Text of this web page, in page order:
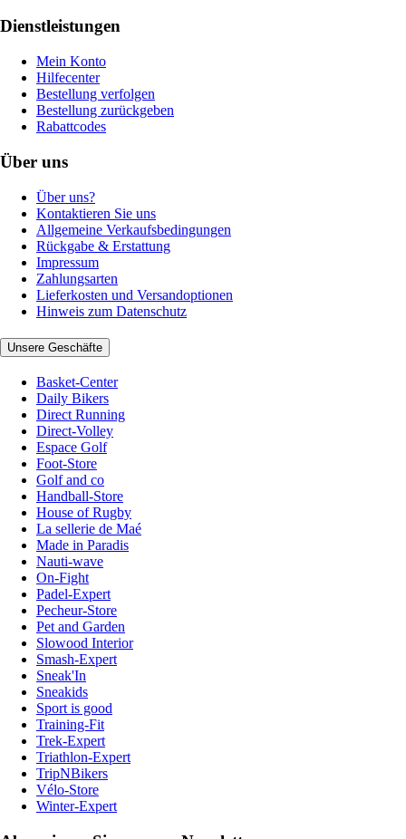
Dienstleistungen
Mein Konto
Hilfecenter
Bestellung verfolgen
Bestellung zurückgeben
Rabattcodes
Über uns
Über uns?
Kontaktieren Sie uns
Allgemeine Verkaufsbedingungen
Rückgabe & Erstattung
Impressum
Zahlungsarten
Lieferkosten und Versandoptionen
Hinweis zum Datenschutz
Unsere Geschäfte
Basket-Center
Daily Bikers
Direct Running
Direct-Volley
Espace Golf
Foot-Store
Golf and co
Handball-Store
House of Rugby
La sellerie de Maé
Made in Paradis
Nauti-wave
On-Fight
Padel-Expert
Pecheur-Store
Pet and Garden
Slowood Interior
Smash-Expert
Sneak'In
Sneakids
Sport is good
Training-Fit
Trek-Expert
Triathlon-Expert
TripNBikers
Vélo-Store
Winter-Expert